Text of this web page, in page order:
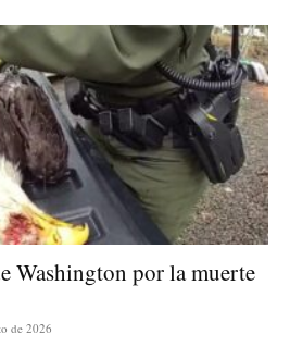
Washington por la muerte
de 2026